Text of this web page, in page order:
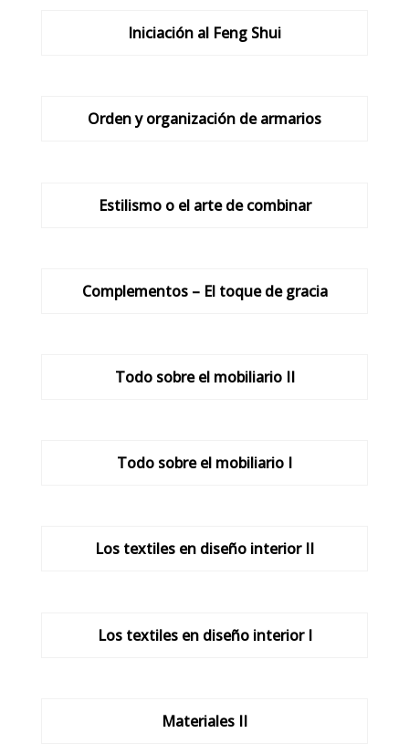
Iniciación al Feng Shui
Orden y organización de armarios
Estilismo o el arte de combinar
Complementos – El toque de gracia
Todo sobre el mobiliario II
Todo sobre el mobiliario I
Los textiles en diseño interior II
Los textiles en diseño interior I
Materiales II